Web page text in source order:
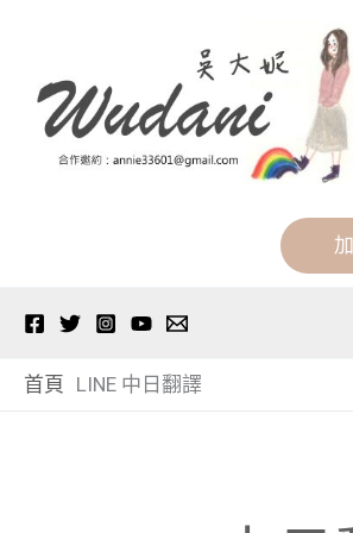
首頁 LINE 中日翻譯